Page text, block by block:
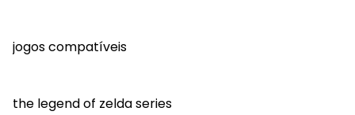
jogos compatíveis
the legend of zelda series